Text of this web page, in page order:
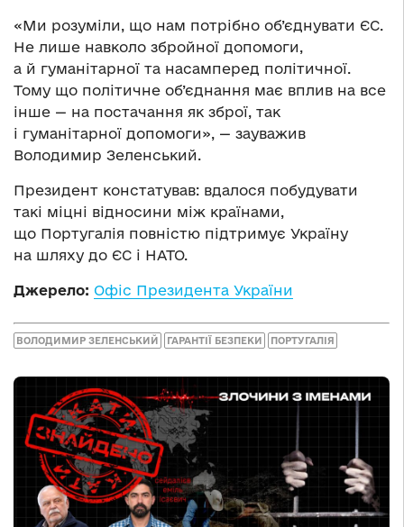
«Ми розуміли, що нам потрібно об’єднувати ЄС.
Не лише навколо збройної допомоги,
а й гуманітарної та насамперед політичної.
Тому що політичне об’єднання має вплив на все
інше — на постачання як зброї, так
і гуманітарної допомоги», — зауважив
Володимир Зеленський.
Президент констатував: вдалося побудувати
такі міцні відносини між країнами,
що Португалія повністю підтримує Україну
на шляху до ЄС і НАТО.
Джерело: Офіс Президента України
ВОЛОДИМИР ЗЕЛЕНСЬКИЙ ГАРАНТІЇ БЕЗПЕКИ ПОРТУГАЛІЯ